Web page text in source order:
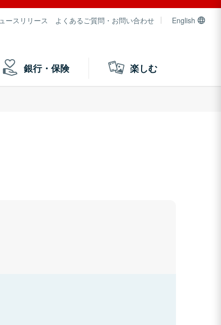
ースリリース よくあるご質問・お問い合わせ English
銀行・保険 楽しむ